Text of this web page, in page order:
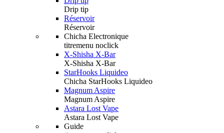
Drip tip
Réservoir
Réservoir
Chicha Electronique
titremenu noclick
X-Shisha X-Bar
X-Shisha X-Bar
StarHooks Liquideo
Chicha StarHooks Liquideo
Magnum Aspire
Magnum Aspire
Astara Lost Vape
Astara Lost Vape
Guide